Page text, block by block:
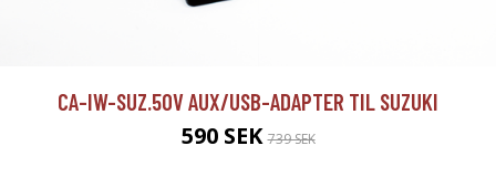
CA-IW-SUZ.50V AUX/USB-ADAPTER TIL SUZUKI
590 SEK739 SEK